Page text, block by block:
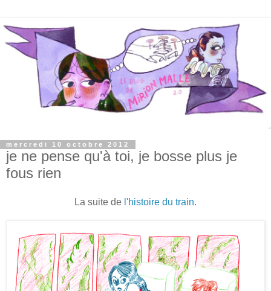
mercredi 10 octobre 2012
je ne pense qu'à toi, je bosse plus je
fous rien
La suite de l'histoire du train.